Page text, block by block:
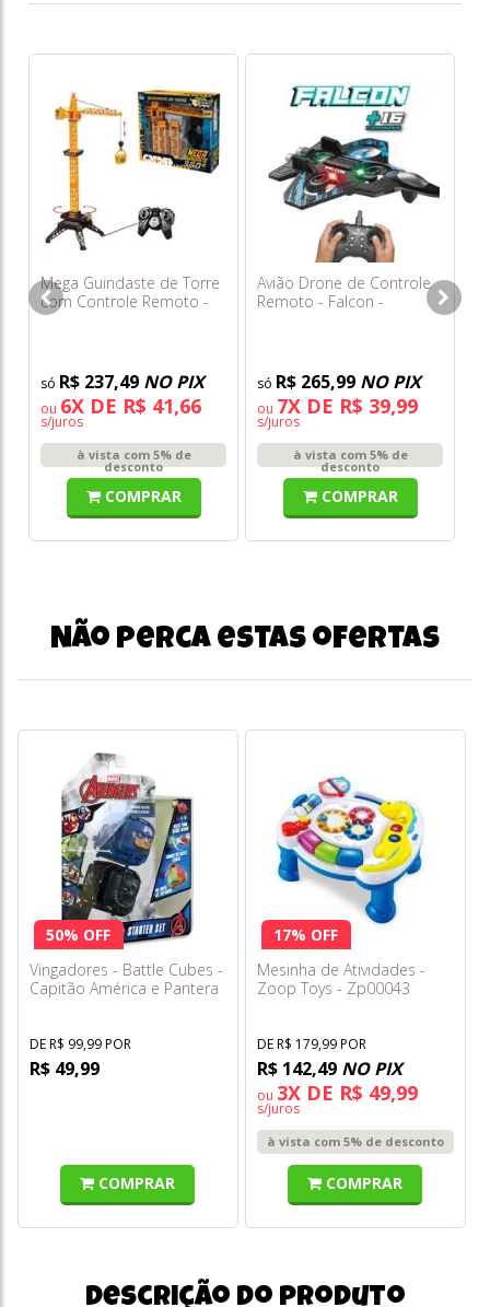
Mega Guindaste de Torre
com Controle Remoto -
Fenix
R$ 237,49 NO PIX
ou 6X DE R$ 41,66
s/juros
à vista com 5% de
desconto
COMPRAR
Avião Drone de Controle
Remoto - Falcon -
R$ 265,99 NO PIX
ou 7X DE R$ 39,99
s/juros
à vista com 5% de
desconto
COMPRAR
Não perca estas ofertas
50% OFF
Vingadores - Battle Cubes -
Capitão América e Pantera
DE R$ 99,99 POR
R$ 49,99
COMPRAR
17% OFF
Mesinha de Atividades -
Zoop Toys - Zp00043
DE R$ 179,99 POR
R$ 142,49 NO PIX
ou 3X DE R$ 49,99
s/juros
à vista com 5% de desconto
COMPRAR
Descrição do produto